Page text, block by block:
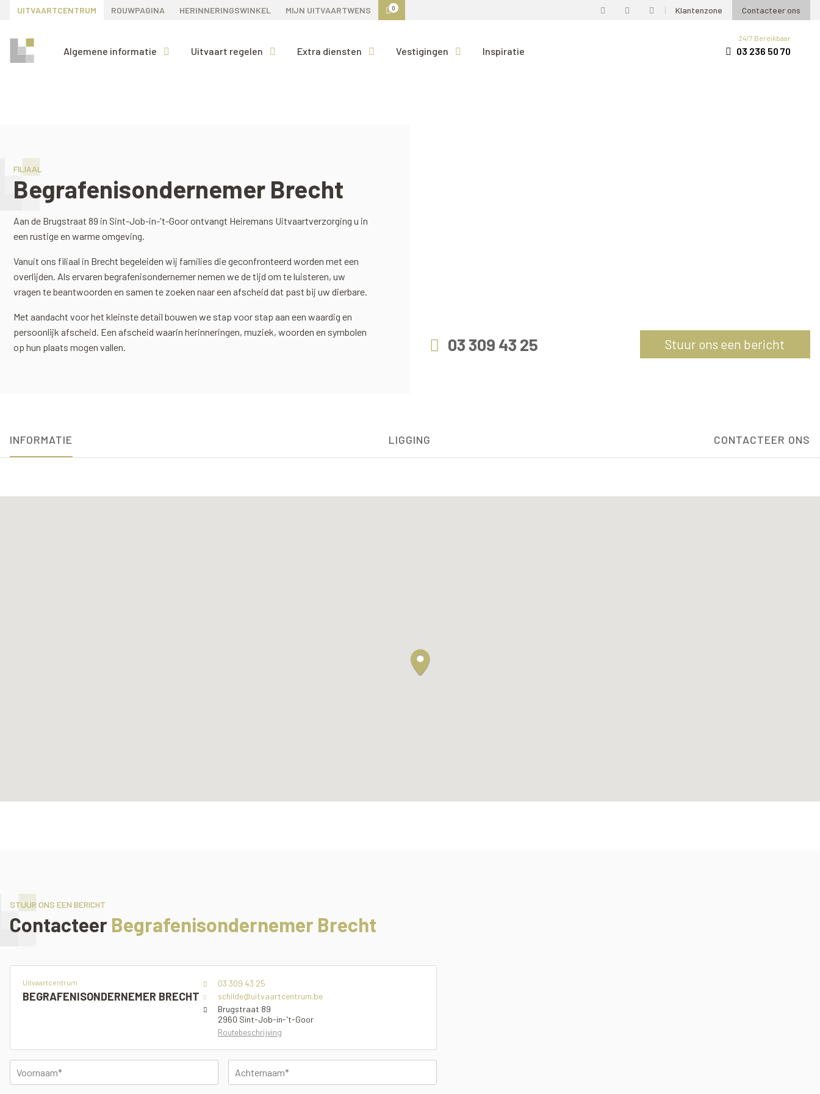
UITVAARTCENTRUM ROUWPAGINA HERINNERINGSWINKEL MIJN UITVAARTWENS 0 Klantenzone Contacteer ons
Algemene informatie Uitvaart regelen Extra diensten Vestigingen Inspiratie
24/7 Bereikbaar
03 236 50 70
FILIAAL
Begrafenisondernemer Brecht
Aan de Brugstraat 89 in Sint-Job-in-'t-Goor ontvangt Heiremans Uitvaartverzorging u in
een rustige en warme omgeving.
Vanuit ons filiaal in Brecht begeleiden wij families die geconfronteerd worden met een
overlijden. Als ervaren begrafenisondernemer nemen we de tijd om te luisteren, uw
vragen te beantwoorden en samen te zoeken naar een afscheid dat past bij uw dierbare.
Met aandacht voor het kleinste detail bouwen we stap voor stap aan een waardig en
persoonlijk afscheid. Een afscheid waarin herinneringen, muziek, woorden en symbolen
op hun plaats mogen vallen.
03 309 43 25 Stuur ons een bericht
INFORMATIE LIGGING CONTACTEER ONS
STUUR ONS EEN BERICHT
Contacteer Begrafenisondernemer Brecht
Uitvaartcentrum
BEGRAFENISONDERNEMER BRECHT
03 309 43 25
schilde@uitvaartcentrum.be
Brugstraat 89
2960 Sint-Job-in-'t-Goor
Routebeschrijving